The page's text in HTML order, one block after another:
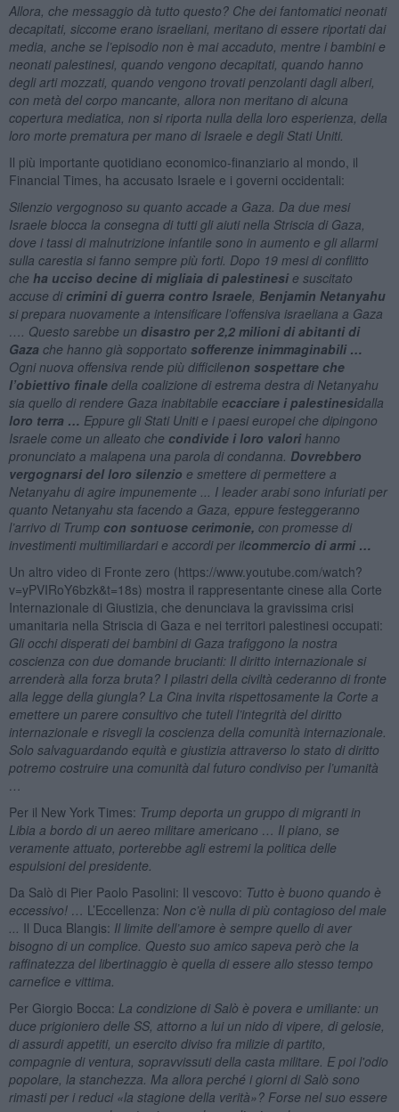
Allora, che messaggio dà tutto questo? Che dei fantomatici neonati
decapitati, siccome erano israeliani, meritano di essere riportati dai
media, anche se l’episodio non è mai accaduto, mentre i bambini e
neonati palestinesi, quando vengono decapitati, quando hanno
degli arti mozzati, quando vengono trovati penzolanti dagli alberi,
con metà del corpo mancante, allora non meritano di alcuna
copertura mediatica, non si riporta nulla della loro esperienza, della
loro morte prematura per mano di Israele e degli Stati Uniti.
Il più importante quotidiano economico-finanziario al mondo, il
Financial Times, ha accusato Israele e i governi occidentali:
Silenzio vergognoso su quanto accade a Gaza. Da due mesi
Israele blocca la consegna di tutti gli aiuti nella Striscia di Gaza,
dove i tassi di malnutrizione infantile sono in aumento e gli allarmi
sulla carestia si fanno sempre più forti. Dopo 19 mesi di conflitto
che ha ucciso decine di migliaia di palestinesie suscitato
accuse di crimini di guerra contro Israele, Benjamin Netanyahu
si prepara nuovamente a intensificare l’offensiva israeliana a Gaza
…. Questo sarebbe un disastro per 2,2 milioni di abitanti di
Gazache hanno già sopportato sofferenze inimmaginabili…
Ogni nuova offensiva rende più difficilenon sospettare che
l’obiettivo finaledella coalizione di estrema destra di Netanyahu
sia quello di rendere Gaza inabitabile ecacciare i palestinesidalla
loro terra… Eppure gli Stati Uniti e i paesi europei che dipingono
Israele come un alleato che condivide i loro valorihanno
pronunciato a malapena una parola di condanna. Dovrebbero
vergognarsi del loro silenzio e smettere di permettere a
Netanyahu di agire impunemente ... I leader arabi sono infuriati per
quanto Netanyahu sta facendo a Gaza, eppure festeggeranno
l’arrivo di Trump con sontuose cerimonie, con promesse di
investimenti multimiliardari e accordi per ilcommercio di armi…
Un altro video di Fronte zero (https://www.youtube.com/watch?
v=yPVIRoY6bzk&t=18s) mostra il rappresentante cinese alla Corte
Internazionale di Giustizia, che denunciava la gravissima crisi
umanitaria nella Striscia di Gaza e nei territori palestinesi occupati:
Gli occhi disperati dei bambini di Gaza trafiggono la nostra
coscienza con due domande brucianti: Il diritto internazionale si
arrenderà alla forza bruta? I pilastri della civiltà cederanno di fronte
alla legge della giungla? La Cina invita rispettosamente la Corte a
emettere un parere consultivo che tuteli l’integrità del diritto
internazionale e risvegli la coscienza della comunità internazionale.
Solo salvaguardando equità e giustizia attraverso lo stato di diritto
potremo costruire una comunità dal futuro condiviso per l’umanità
Per il New York Times: Trump deporta un gruppo di migranti in
Libia a bordo di un aereo militare americano … Il piano, se
veramente attuato, porterebbe agli estremi la politica delle
espulsioni del presidente.
Da Salò di Pier Paolo Pasolini: Il vescovo: Tutto è buono quando è
eccessivo! … L’Eccellenza: Non c’è nulla di più contagioso del male
Il Duca Blangis: Il limite dell’amore è sempre quello di aver
bisogno di un complice. Questo suo amico sapeva però che la
raffinatezza del libertinaggio è quella di essere allo stesso tempo
carnefice e vittima.
Per Giorgio Bocca: La condizione di Salò è povera e umiliante: un
duce prigioniero delle SS, attorno a lui un nido di vipere, di gelosie,
di assurdi appetiti, un esercito diviso fra milizie di partito,
compagnie di ventura, sopravvissuti della casta militare. E poi l'odio
popolare, la stanchezza. Ma allora perché i giorni di Salò sono
rimasti per i reduci «la stagione della verità»? Forse nel suo essere